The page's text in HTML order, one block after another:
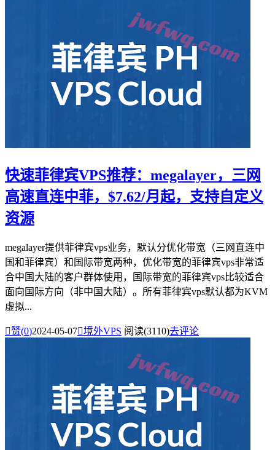
快速菲律宾VPS推荐：megalayer，三网
高速直连中菲，$7.62/月起，支持自定义
资源
megalayer提供菲律宾vps业务，默认分优化带宽（三网直连中
国和菲律宾）和国际带宽两种，优化带宽的菲律宾vps非常适
合中国大陆的客户群体使用，国际带宽的菲律宾vps比较适合
面向国际方向（非中国大陆）。所有菲律宾vps默认都为KVM
虚拟...
赞(0)2024-05-07境外VPS 阅读(3110)去评论